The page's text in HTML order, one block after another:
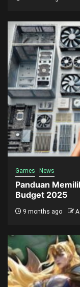
Games News
Panduan
Budget 2025
9 months ago